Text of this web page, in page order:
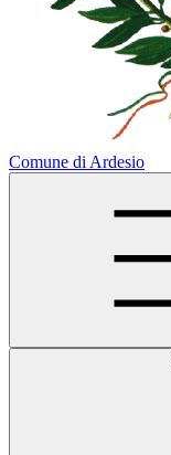
Comune di Ardesio